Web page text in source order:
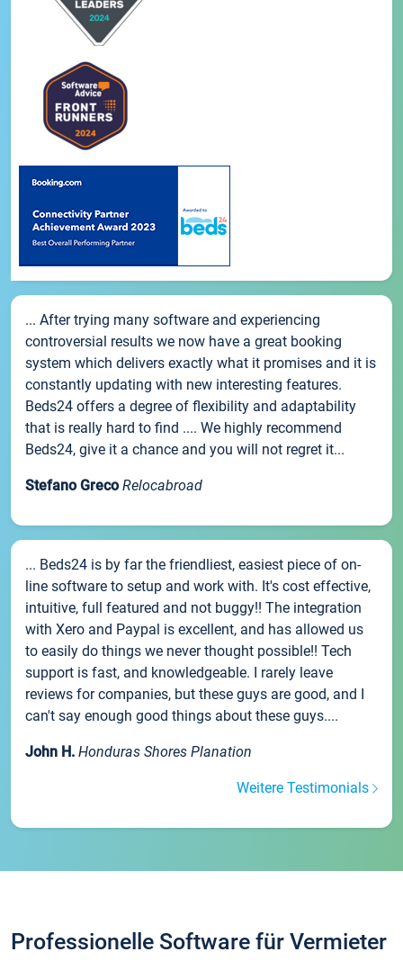
... After trying many software and experiencing
controversial results we now have a great booking
system which delivers exactly what it promises and it is
constantly updating with new interesting features.
Beds24 offers a degree of flexibility and adaptability
that is really hard to find .... We highly recommend
Beds24, give it a chance and you will not regret it...
Stefano Greco Relocabroad
... Beds24 is by far the friendliest, easiest piece of on-
line software to setup and work with. It's cost effective,
intuitive, full featured and not buggy!! The integration
with Xero and Paypal is excellent, and has allowed us
to easily do things we never thought possible!! Tech
support is fast, and knowledgeable. I rarely leave
reviews for companies, but these guys are good, and I
can't say enough good things about these guys....
John H. Honduras Shores Planation
Weitere Testimonials
Professionelle Software für Vermieter